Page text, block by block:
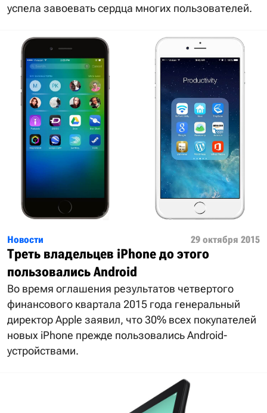
успела завоевать сердца многих пользователей.
Новости 29 октября 2015
Треть владельцев iPhone до этого
пользовались Android
Во время оглашения результатов четвертого
финансового квартала 2015 года генеральный
директор Apple заявил, что 30% всех покупателей
новых iPhone прежде пользовались Android-
устройствами.